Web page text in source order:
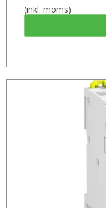
(inkl. moms)